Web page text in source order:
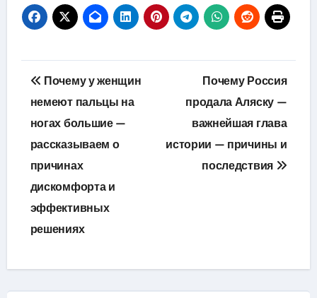
Навигация
по
записям
Почему у женщин
немеют пальцы на
ногах большие —
рассказываем о
причинах
дискомфорта и
эффективных
решениях
Почему Россия
продала Аляску —
важнейшая глава
истории — причины и
последствия